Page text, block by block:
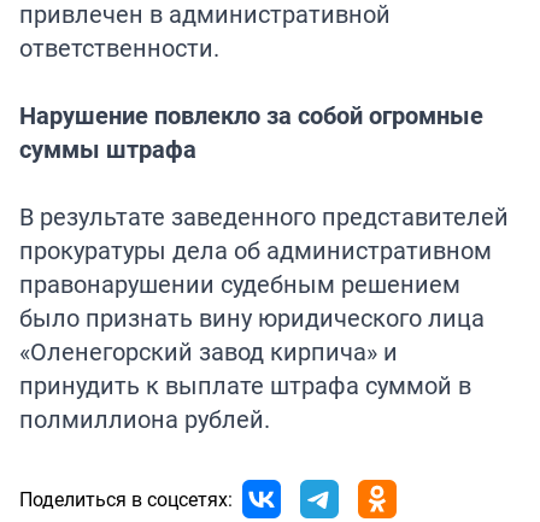
привлечен в административной
ответственности.
Нарушение повлекло за собой огромные
суммы штрафа
В результате заведенного представителей
прокуратуры дела об административном
правонарушении судебным решением
было признать вину юридического лица
«Оленегорский завод кирпича» и
принудить к выплате штрафа суммой в
полмиллиона рублей.
Поделиться в соцсетях: